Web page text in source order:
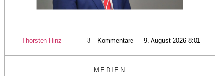
Thorsten Hinz 8 Kommentare — 9. August 2026 8:01
MEDIEN